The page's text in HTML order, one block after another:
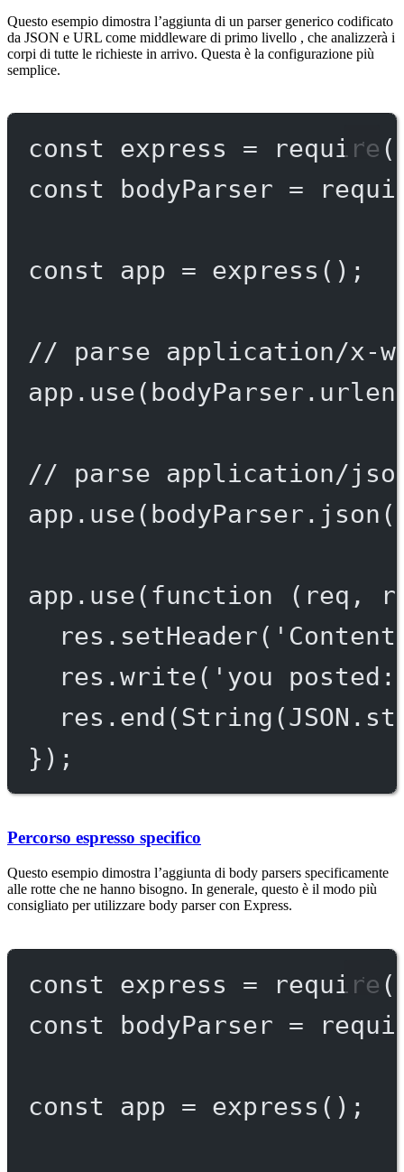
Questo esempio dimostra l’aggiunta di un parser generico codificato
da JSON e URL come middleware di primo livello , che analizzerà i
corpi di tutte le richieste in arrivo. Questa è la configurazione più
semplice.
const express = require (
const
bodyParser =
const app = express ();
// parse application/x-
app. use(bodyParser.
// parse application/
app. use(bodyParser. json
app. use( function ( req ,
res. setHeader(
res.write( 'you posted:
res. end ( String (JSON .
});
Percorso espresso specifico
Questo esempio dimostra l’aggiunta di body parsers specificamente
alle rotte che ne hanno bisogno. In generale, questo è il modo più
consigliato per utilizzare body parser con Express.
const express = require (
const
bodyParser =
const app = express ();